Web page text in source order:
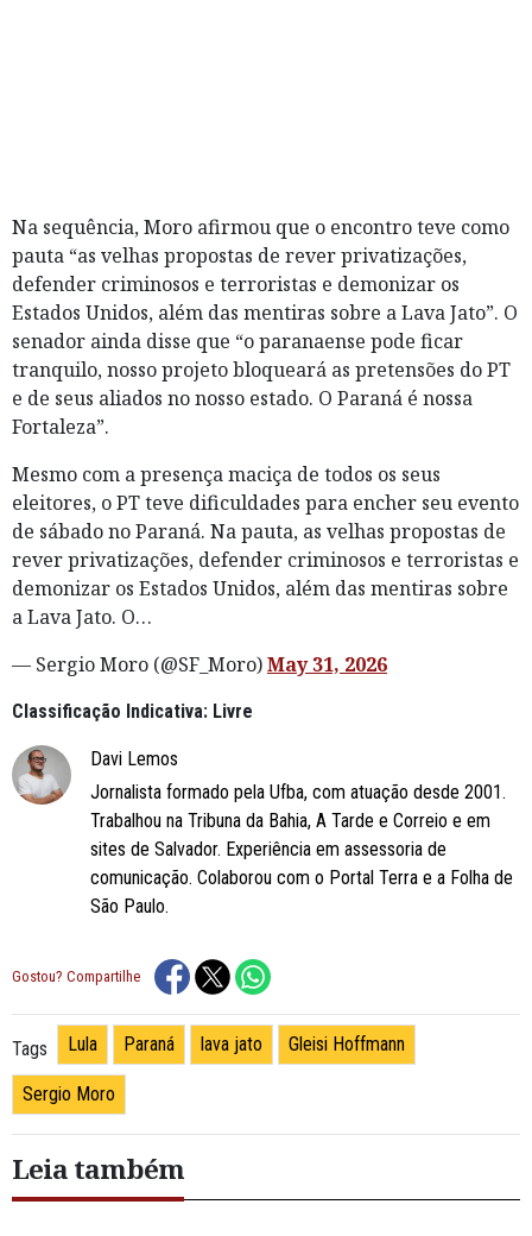
Na sequência, Moro afirmou que o encontro teve como
pauta “as velhas propostas de rever privatizações,
defender criminosos e terroristas e demonizar os
Estados Unidos, além das mentiras sobre a Lava Jato”. O
senador ainda disse que “o paranaense pode ficar
tranquilo, nosso projeto bloqueará as pretensões do PT
e de seus aliados no nosso estado. O Paraná é nossa
Fortaleza”.
Mesmo com a presença maciça de todos os seus
eleitores, o PT teve dificuldades para encher seu evento
de sábado no Paraná. Na pauta, as velhas propostas de
rever privatizações, defender criminosos e terroristas e
demonizar os Estados Unidos, além das mentiras sobre
a Lava Jato. O…
— Sergio Moro (@SF_Moro)May 31, 2026
Classificação Indicativa: Livre
Davi Lemos
Jornalista formado pela Ufba, com atuação desde 2001.
Trabalhou na Tribuna da Bahia, A Tarde e Correio e em
sites de Salvador. Experiência em assessoria de
comunicação. Colaborou com o Portal Terra e a Folha de
São Paulo.
Gostou? Compartilhe
Tags Lula Paraná lava jato Gleisi Hoffmann
Sergio Moro
Leia também